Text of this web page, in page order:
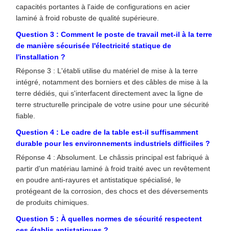
capacités portantes à l'aide de configurations en acier
laminé à froid robuste de qualité supérieure.
Question 3 : Comment le poste de travail met-il à la terre
de manière sécurisée l'électricité statique de
l'installation ?
Réponse 3 : L'établi utilise du matériel de mise à la terre
intégré, notamment des borniers et des câbles de mise à la
terre dédiés, qui s'interfacent directement avec la ligne de
terre structurelle principale de votre usine pour une sécurité
fiable.
Question 4 : Le cadre de la table est-il suffisamment
durable pour les environnements industriels difficiles ?
Réponse 4 : Absolument. Le châssis principal est fabriqué à
partir d'un matériau laminé à froid traité avec un revêtement
en poudre anti-rayures et antistatique spécialisé, le
protégeant de la corrosion, des chocs et des déversements
de produits chimiques.
Question 5 : À quelles normes de sécurité respectent